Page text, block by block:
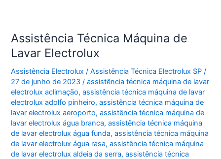
Assistência Técnica Máquina de
Lavar Electrolux
Assistência Electrolux /Assistência Técnica Electrolux SP/
27 de junho de 2023/assistência técnica máquina de lavar
electrolux aclimação,assistência técnica máquina de lavar
electrolux adolfo pinheiro,assistência técnica máquina de
lavar electrolux aeroporto,assistência técnica máquina de
lavar electrolux água branca,assistência técnica máquina
de lavar electrolux água funda,assistência técnica máquina
de lavar electrolux água rasa,assistência técnica máquina
de lavar electrolux aldeia da serra,assistência técnica